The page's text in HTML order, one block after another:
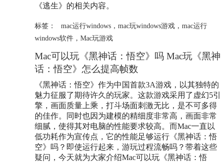
《逃生》的相关内容。
标签： mac运行windows， mac玩windows游戏， mac运行
windows软件 ， Mac玩游戏
Mac可以玩《黑神话：悟空》吗 Mac玩《黑神
话：悟空》怎么提高帧数
《黑神话：悟空》作为中国首款3A游戏，以其独特的
魅力征服了期待许久的玩家。这款游戏采用了虚幻5引
擎，画面质量上乘，打斗场面刺激无比，是不可多得
的佳作。同时也因为建模的精细度非常高，画面非常
细腻，使得其对电脑的性能要求较高。而Mac一直以
低功耗作为宣传点，它的性能足够运行《黑神话：悟
空》吗？即使运行起来，游玩过程流畅吗？带着这些
疑问，今天就为大家介绍Mac可以玩《黑神话：悟